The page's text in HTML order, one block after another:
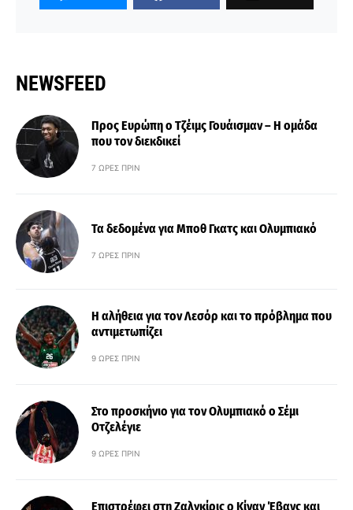
NEWSFEED
Προς Ευρώπη ο Τζέιμς Γουάισμαν – Η ομάδα
που τον διεκδικεί
7 ΏΡΕΣ ΠΡΙΝ
Τα δεδομένα για Μποθ Γκατς και Ολυμπιακό
7 ΏΡΕΣ ΠΡΙΝ
Η αλήθεια για τον Λεσόρ και το πρόβλημα που
αντιμετωπίζει
9 ΏΡΕΣ ΠΡΙΝ
Στο προσκήνιο για τον Ολυμπιακό ο Σέμι
Οτζελέγιε
9 ΏΡΕΣ ΠΡΙΝ
Επιστρέφει στη Ζαλγκίρις ο Κίναν Έβανς και